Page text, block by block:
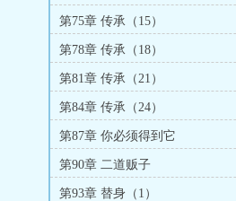
第75章 传承（15）
第78章 传承（18）
第81章 传承（21）
第84章 传承（24）
第87章 你必须得到它
第90章 二道贩子
第93章 替身（1）